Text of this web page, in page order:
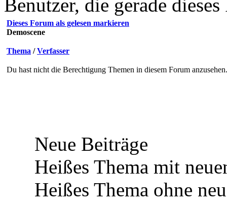
Benutzer, die gerade
Dieses Forum als gelesen markieren
Demoscene
Thema /Verfasser
Du hast nicht die Berechtigung Themen in diesem Forum anzusehen.
Neue Beiträge
Heißes Thema mit
Heißes Thema ohne